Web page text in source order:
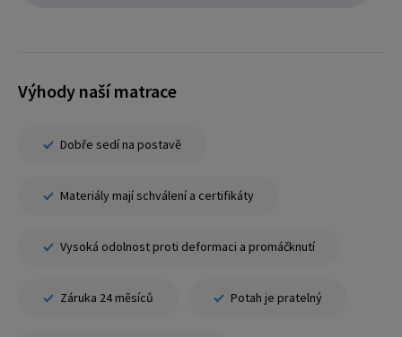
Výhody naší matrace
Dobře sedí na postavě
Materiály mají schválení a certifikáty
Vysoká odolnost proti deformaci a promáčknutí
Záruka 24 měsíců Potah je pratelný